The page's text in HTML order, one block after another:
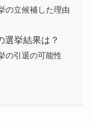
の立候補した理由
選挙結果は？
の引退の可能性